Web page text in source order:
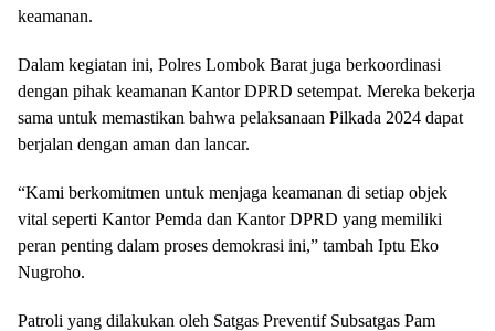
keamanan.
Dalam kegiatan ini, Polres Lombok Barat juga berkoordinasi
dengan pihak keamanan Kantor DPRD setempat. Mereka bekerja
sama untuk memastikan bahwa pelaksanaan Pilkada 2024 dapat
berjalan dengan aman dan lancar.
“Kami berkomitmen untuk menjaga keamanan di setiap objek
vital seperti Kantor Pemda dan Kantor DPRD yang memiliki
peran penting dalam proses demokrasi ini,” tambah Iptu Eko
Nugroho.
Patroli yang dilakukan oleh Satgas Preventif Subsatgas Pam